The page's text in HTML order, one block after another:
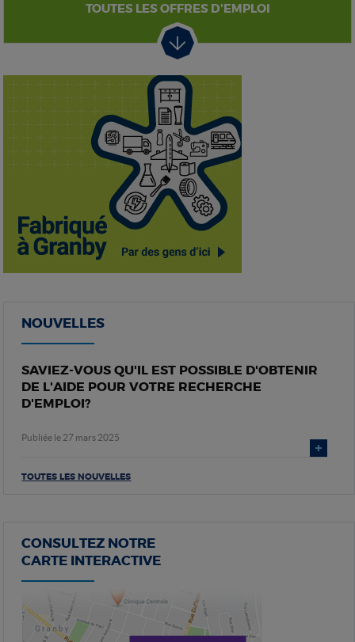
TOUTES LES OFFRES D'EMPLOI
NOUVELLES
SAVIEZ-VOUS QU'IL EST POSSIBLE D'OBTENIR
DE L'AIDE POUR VOTRE RECHERCHE
D'EMPLOI?
Publiée le 27 mars 2025
TOUTES LES NOUVELLES
CONSULTEZ NOTRE
CARTE INTERACTIVE